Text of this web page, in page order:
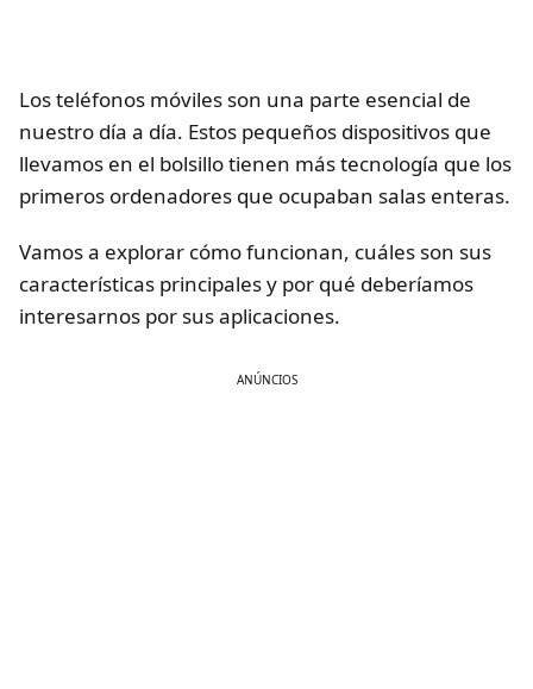
Los teléfonos móviles son una parte esencial de
nuestro día a día. Estos pequeños dispositivos que
llevamos en el bolsillo tienen más tecnología que los
primeros ordenadores que ocupaban salas enteras.
Vamos a explorar cómo funcionan, cuáles son sus
características principales y por qué deberíamos
interesarnos por sus aplicaciones.
ANÚNCIOS